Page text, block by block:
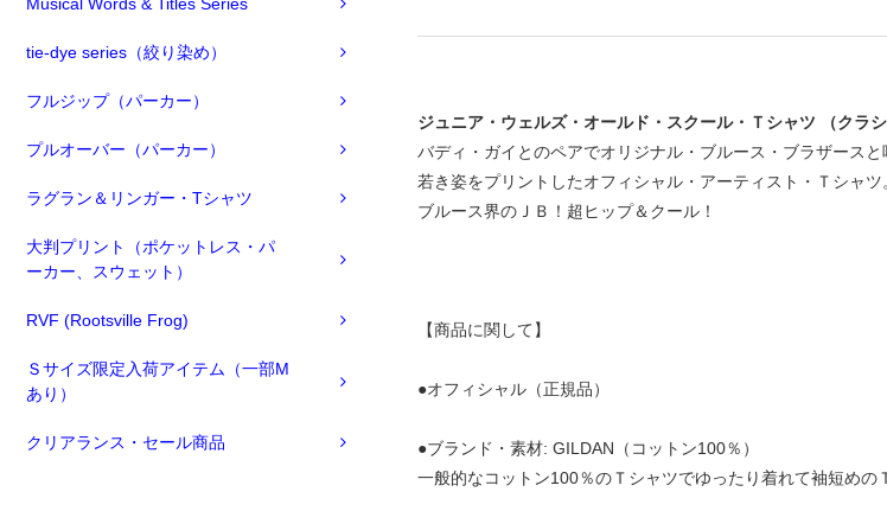
tie-dye series（絞り染め）
フルジップ（パーカー）
プルオーバー（パーカー）
ラグラン＆リンガー・Tシャツ
大判プリント（ポケットレス・パ
ーカー、スウェット）
RVF (Rootsville Frog)
Ｓサイズ限定入荷アイテム（一部M
あり）
クリアランス・セール商品
ジュニア・ウェルズ・オールド・スクール・Ｔシャツ （クラ
バディ・ガイとのペアでオリジナル・ブルース・ブラザース
若き姿をプリントしたオフィシャル・アーティスト・Ｔシャツ
ブルース界のＪＢ！超ヒップ＆クール！
【商品に関して】
●オフィシャル（正規品）
●ブランド・素材: GILDAN（コットン100％）
一般的なコットン100％のＴシャツでゆったり着れて袖短めの